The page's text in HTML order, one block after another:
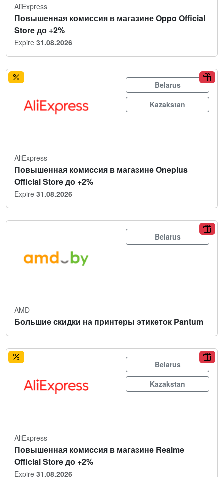
AliExpress
Повышенная комиссия в магазине Oppo Official
Store до +2%
Expire 31.08.2026
Belarus
Kazakstan
AliExpress
Повышенная комиссия в магазине Oneplus
Official Store до +2%
Expire 31.08.2026
Belarus
AMD
Большие скидки на принтеры этикеток Pantum
Belarus
Kazakstan
AliExpress
Повышенная комиссия в магазине Realme
Official Store до +2%
Expire 31.08.2026